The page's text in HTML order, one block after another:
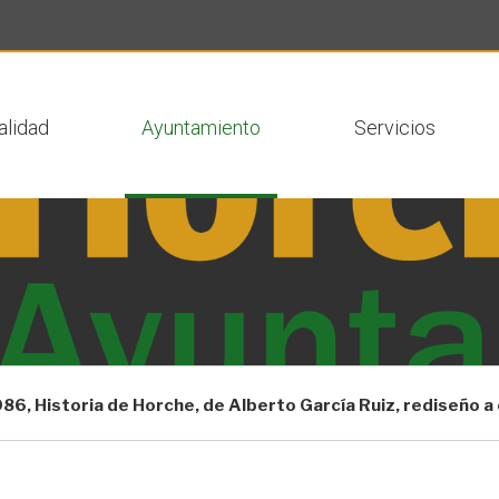
Ayuntamiento Servicios
Historia de Horche, de Alberto García Ruiz, rediseño a